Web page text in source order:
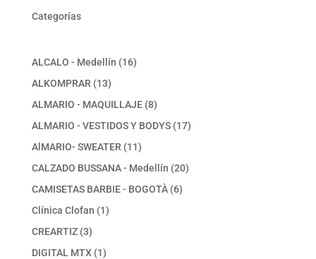
Categorías
ALCALO - Medellín 1616
ALKOMPRAR 1313
productos
ALMARIO - MAQUILLAJE 88
productos
ALMARIO - VESTIDOS Y BODYS 1717
AlMARIO- SWEATER 1111
productos
CALZADO BUSSANA - Medellín 2020
CAMISETAS BARBIE - BOGOTÀ 66
Clínica Clofan 11
CREARTIZ 33
productos
DIGITAL MTX 11